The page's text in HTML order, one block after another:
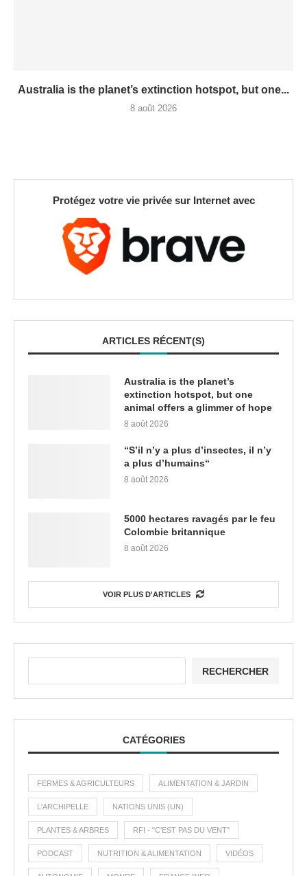
Australia is the planet’s extinction hotspot, but one...
8 août 2026
Protégez votre vie privée sur Internet avec
ARTICLES RÉCENT(S)
Australia is the planet’s
extinction hotspot, but one
animal offers a glimmer of hope
8 août 2026
“S’il n’y a plus d’insectes, il n’y
a plus d’humains“
8 août 2026
5000 hectares ravagés par le feu
Colombie britannique
8 août 2026
VOIR PLUS D'ARTICLES
RECHERCHER
CATÉGORIES
FERMES & AGRICULTEURS ALIMENTATION & JARDIN
L'ARCHIPELLE NATIONS UNIS (UN)
PLANTES & ARBRES RFI - "C'EST PAS DU VENT"
PODCAST NUTRITION & ALIMENTATION VIDÉOS